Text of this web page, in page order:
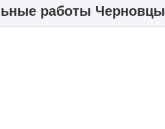
работы Черновцы